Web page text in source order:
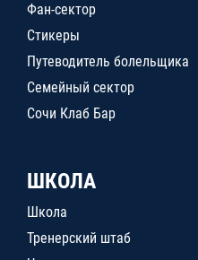
Фан-сектор
Стикеры
Путеводитель болельщика
Семейный сектор
Сочи Клаб Бар
ШКОЛА
Школа
Тренерский штаб